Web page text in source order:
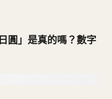
圓」是真的嗎？數字